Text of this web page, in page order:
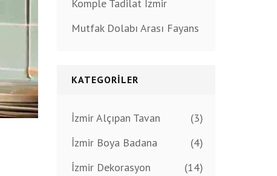
Komple Tadilat İzmir
Mutfak Dolabı Arası Fayans
KATEGORILER
İzmir Alçıpan Tavan
(3)
İzmir Boya Badana
(4)
İzmir Dekorasyon
(14)